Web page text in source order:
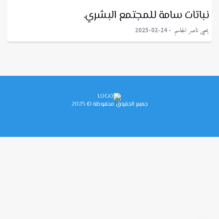
نباتات سامة للمجتمع البشري.
يحيى ناصر الجاسم 2025-02-24
جميع الحقوق محفوظة © 2025